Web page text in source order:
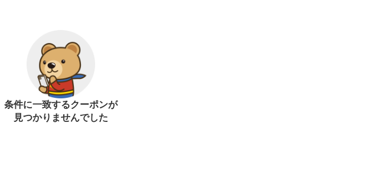
条件に一致するクーポンが
見つかりませんでした